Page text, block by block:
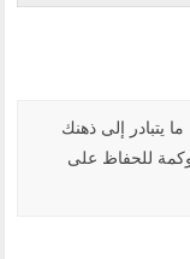
يتبادر إلى ذهنك
للحفاظ على